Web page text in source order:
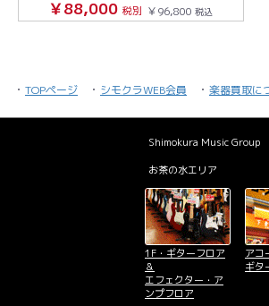
￥88,000税別 ￥96,800税込
TOPページ シモクラWEB会員 楽器買取に
Shimokura Music Group
お茶の水エリア
1F・ギターフロア
＆
エフェクター・ア
ンプフロア
アコ
ギタ